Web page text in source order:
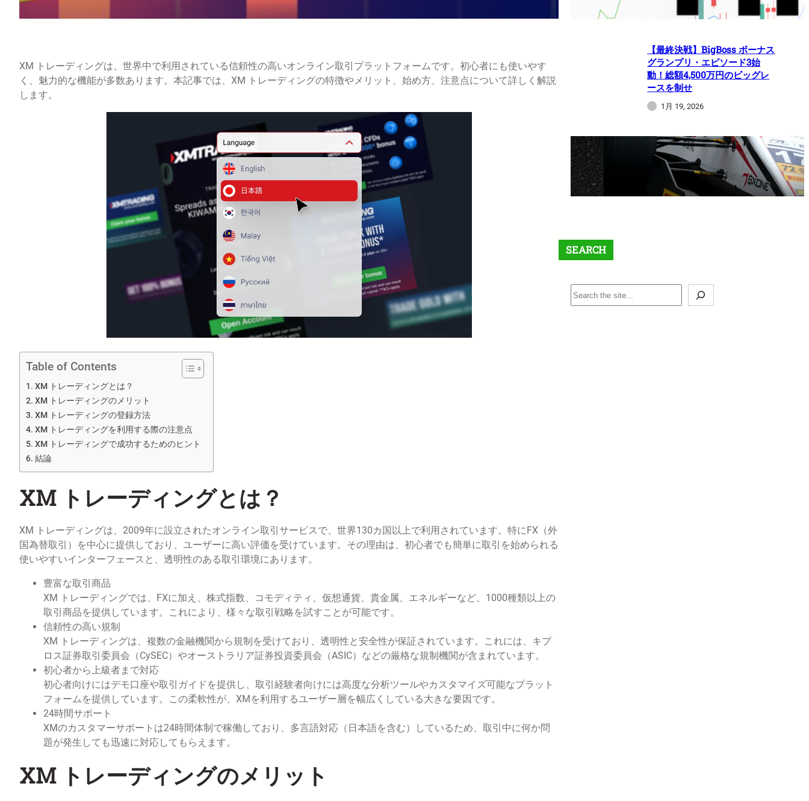
XM トレーディングは、世界中で利用されている信頼性の高いオンライン取引プラットフォームです。初心者にも使いやす
く、魅力的な機能が多数あります。本記事では、XM トレーディングの特徴やメリット、始め方、注意点について詳しく解説
します。
Table of Contents
XM トレーディングとは？
XM トレーディングのメリット
XM トレーディングの登録方法
XM トレーディングを利用する際の注意点
XM トレーディングで成功するためのヒント
結論
XM トレーディングとは？
XM トレーディングは、2009年に設立されたオンライン取引サービスで、世界130カ国以上で利用されています。特にFX（外
国為替取引）を中心に提供しており、ユーザーに高い評価を受けています。その理由は、初心者でも簡単に取引を始められる
使いやすいインターフェースと、透明性のある取引環境にあります。
豊富な取引商品
XM トレーディングでは、FXに加え、株式指数、コモディティ、仮想通貨、貴金属、エネルギーなど、1000種類以上の
取引商品を提供しています。これにより、様々な取引戦略を試すことが可能です。
信頼性の高い規制
XM トレーディングは、複数の金融機関から規制を受けており、透明性と安全性が保証されています。これには、キプ
ロス証券取引委員会（CySEC）やオーストラリア証券投資委員会（ASIC）などの厳格な規制機関が含まれています。
初心者から上級者まで対応
初心者向けにはデモ口座や取引ガイドを提供し、取引経験者向けには高度な分析ツールやカスタマイズ可能なプラット
フォームを提供しています。この柔軟性が、XMを利用するユーザー層を幅広くしている大きな要因です。
24時間サポート
XMのカスタマーサポートは24時間体制で稼働しており、多言語対応（日本語を含む）しているため、取引中に何か問
題が発生しても迅速に対応してもらえます。
XM トレーディングのメリット
【最終決戦】BigBoss ボーナス
グランプリ・エピソード3始
動！総額4,500万円のビッグレ
ースを制せ
1月 19, 2026
【最大$6,000】BigBoss ラッキ
ードロー＆入金ボーナスキャン
ペーン開催中！
1月 12, 2026
SEARCH
S
e